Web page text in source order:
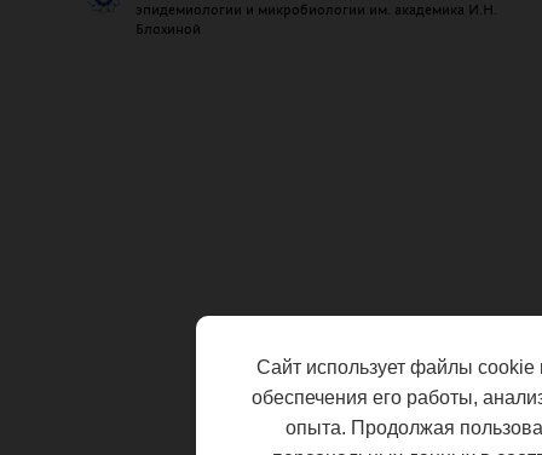
эпидемиологии и микробиологии им. академика И.Н.
Блохиной
Сайт использует файлы cookie
обеспечения его работы,
опыта. Продолжая